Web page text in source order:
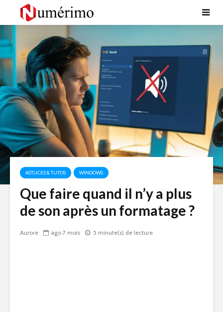
ASTUCES & TUTOS WINDOWS
Que faire quand il n’y a plus
de son après un formatage ?
Aurore ago 7 mois 5 minute(s) de lecture